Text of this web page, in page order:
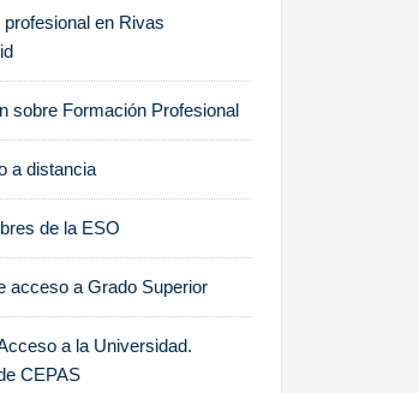
en Rivas
sobre Formación Profesional
a distancia
de la ESO
acceso a Grado Superior
a la Universidad.
CEPAS